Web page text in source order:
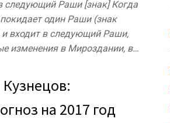
следующий Раши [знак] Когда
один Раши (знак
и входит в следующий Раши,
изменения в Мироздании, в…
на 2017 год